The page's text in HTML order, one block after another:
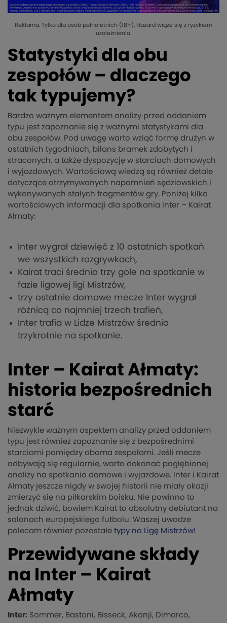
Reklama. Tylko dla osób pełnoletnich (18+). Hazard wiąże się z ryzykiem
uzależnienia.
Statystyki dla obu
zespołów – dlaczego
tak typujemy?
Bardzo ważnym elementem analizy przed oddaniem
typu jest zapoznanie się z ważnymi statystykami dla
obu zespołów. Pod uwagę warto wziąć formę drużyn w
ostatnich tygodniach, bilans bramek zdobytych i
straconych, a także dyspozycję w starciach domowych
i wyjazdowych. Wartościową wiedzą są również detale
dotyczące otrzymywanych napomnień sędziowskich i
wykonywanych stałych fragmentów gry. Poniżej kilka
wartościowych informacji dla spotkania Inter – Kairat
Ałmaty:
Inter wygrał dziewięć z 10 ostatnich spotkań
we wszystkich rozgrywkach,
Kairat traci średnio trzy gole na spotkanie w
fazie ligowej ligi Mistrzów,
trzy ostatnie domowe mecze Inter wygrał
różnicą co najmniej trzech trafień,
Inter trafia w Lidze Mistrzów średnio
trzykrotnie na spotkanie.
Inter – Kairat Ałmaty:
historia bezpośrednich
starć
Niezwykle ważnym aspektem analizy przed oddaniem
typu jest również zapoznanie się z bezpośrednimi
starciami pomiędzy oboma zespołami. Jeśli mecze
odbywają się regularnie, warto dokonać pogłębionej
analizy na spotkania domowe i wyjazdowe. Inter i Kairat
Ałmaty jeszcze nigdy w swojej historii nie miały okazji
zmierzyć się na piłkarskim boisku. Nie powinno to
jednak dziwić, bowiem Kairat to absolutny debiutant na
salonach europejskiego futbolu. Waszej uwadze
polecam również pozostałe typy na Ligę Mistrzów!
Przewidywane składy
na Inter – Kairat
Ałmaty
Inter: Sommer, Bastoni, Bisseck, Akanji, Dimarco,